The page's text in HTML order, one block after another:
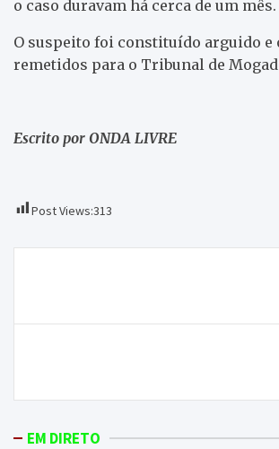
o caso duravam há cerca de um mês.
O suspeito foi constituído arguido e
remetidos para o Tribunal de
Escrito por ONDA LIVRE
Post Views:313
artigos
EM DIRETO